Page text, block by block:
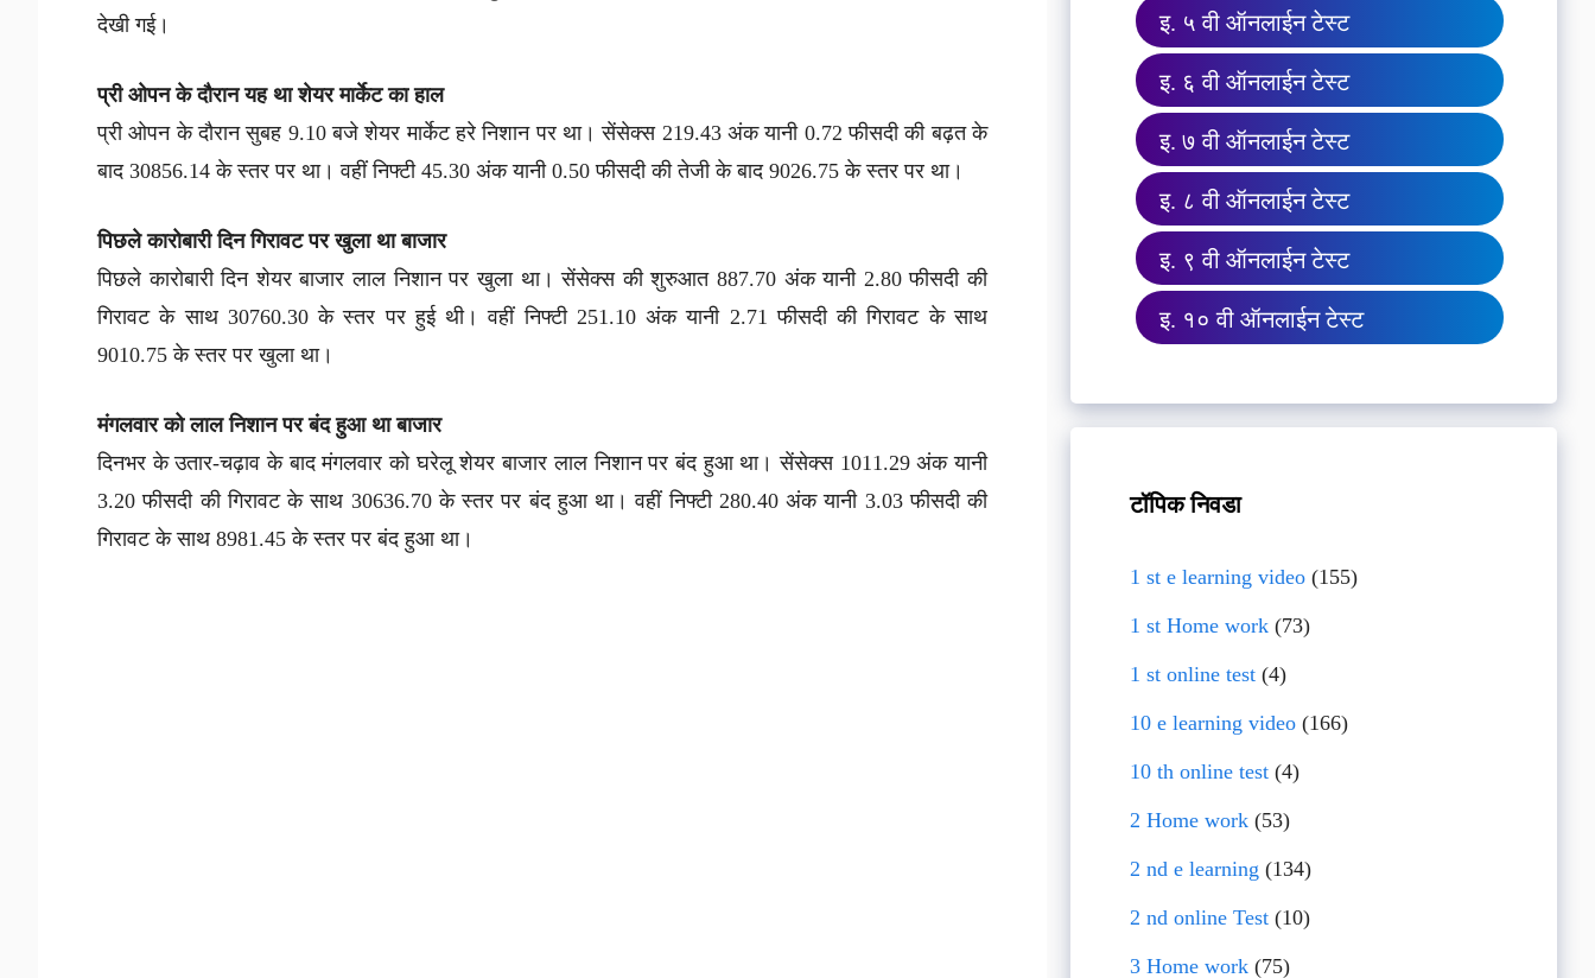
देखी गई।
प्री ओपन के दौरान यह था शेयर मार्केट का हाल
प्री ओपन के दौरान सुबह 9.10 बजे शेयर मार्केट हरे निशान पर था। सेंसेक्स 219.43 अंक यानी 0.72 फीसदी की बढ़त के
बाद 30856.14 के स्तर पर था। वहीं निफ्टी 45.30 अंक यानी 0.50 फीसदी की तेजी के बाद 9026.75 के स्तर पर था।
पिछले कारोबारी दिन गिरावट पर खुला था बाजार
पिछले कारोबारी दिन शेयर बाजार लाल निशान पर खुला था। सेंसेक्स की शुरुआत 887.70 अंक यानी 2.80 फीसदी की
गिरावट के साथ 30760.30 के स्तर पर हुई थी। वहीं निफ्टी 251.10 अंक यानी 2.71 फीसदी की गिरावट के साथ
9010.75 के स्तर पर खुला था।
मंगलवार को लाल निशान पर बंद हुआ था बाजार
दिनभर के उतार-चढ़ाव के बाद मंगलवार को घरेलू शेयर बाजार लाल निशान पर बंद हुआ था। सेंसेक्स 1011.29 अंक यानी
3.20 फीसदी की गिरावट के साथ 30636.70 के स्तर पर बंद हुआ था। वहीं निफ्टी 280.40 अंक यानी 3.03 फीसदी की
गिरावट के साथ 8981.45 के स्तर पर बंद हुआ था।
इ. ५ वी ऑनलाईन टेस्ट
इ. ६ वी ऑनलाईन टेस्ट
इ. ७ वी ऑनलाईन टेस्ट
इ. ८ वी ऑनलाईन टेस्ट
इ. ९ वी ऑनलाईन टेस्ट
इ. १० वी ऑनलाईन टेस्ट
टॉपिक निवडा
1 st e learning video (155)
1 st Home work (73)
1 st online test (4)
10 e learning video (166)
10 th online test (4)
2 Home work (53)
2 nd e learning (134)
2 nd online Test (10)
3 Home work (75)